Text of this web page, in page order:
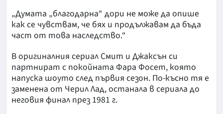
„Думата „благодарна“ дори не може да опише
как се чувствам, че бях и продължавам да бъда
част от това наследство.“
В оригиналния сериал Смит и Джаксън си
партнират с покойната Фара Фосет, която
напуска шоуто след първия сезон. По-късно тя е
заменена от Черил Лад, останала в сериала до
неговия финал през 1981 г.